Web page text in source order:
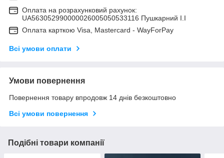
Оплата на розрахунковий рахунок:
UA563052990000026005050533116 Пушкарний І.І
Оплата карткою Visa, Mastercard - WayForPay
Всі умови оплати
Умови повернення
Повернення товару впродовж 14 днів безкоштовно
Всі умови повернення
Подібні товари компанії